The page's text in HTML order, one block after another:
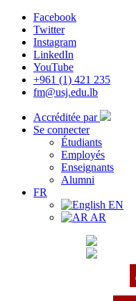
Facebook
Twitter
Instagram
LinkedIn
YouTube
+961 (1) 421 235
fm@usj.edu.lb
Accréditée par
Se connecter
Étudiants
Employés
Enseignants
Alumni
FR
EN
AR